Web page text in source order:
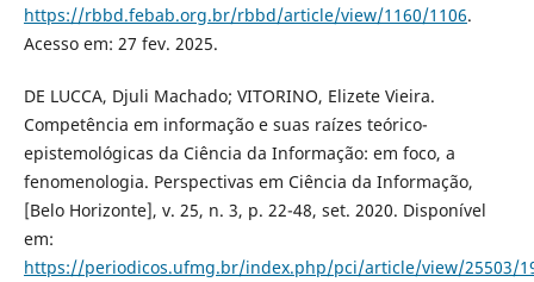
https://rbbd.febab.org.br/rbbd/article/view/1160/1106.
Acesso em: 27 fev. 2025.
DE LUCCA, Djuli Machado; VITORINO, Elizete Vieira.
Competência em informação e suas raízes teórico-
epistemológicas da Ciência da Informação: em foco, a
fenomenologia. Perspectivas em Ciência da Informação,
[Belo Horizonte], v. 25, n. 3, p. 22-48, set. 2020. Disponível
em:
https://periodicos.ufmg.br/index.php/pci/article/view/25503/